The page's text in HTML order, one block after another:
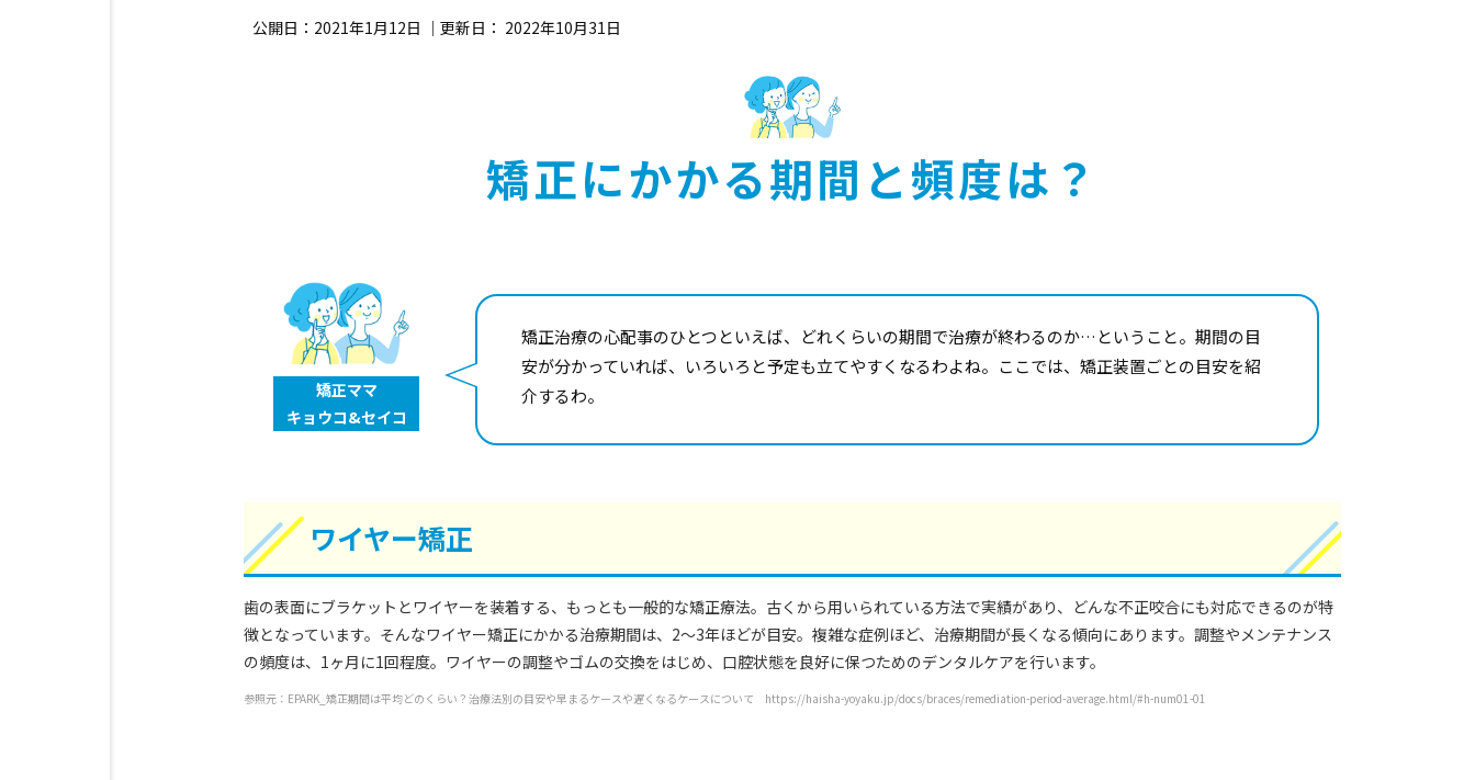
公開日： 2021年1月12日 ｜更新日： 2022年10月31日
矯正にかかる期間と頻度は？
矯正ママ
キョウコ&セイコ
矯正治療の心配事のひとつといえば、どれくらいの期間で治療が終わるのか…ということ。期間の目
安が分かっていれば、いろいろと予定も立てやすくなるわよね。ここでは、矯正装置ごとの目安を紹
介するわ。
ワイヤー矯正
歯の表面にブラケットとワイヤーを装着する、もっとも一般的な矯正療法。古くから用いられている方法で実績があり、どんな不正咬合にも対応できるのが特
徴となっています。そんなワイヤー矯正にかかる治療期間は、2～3年ほどが目安。複雑な症例ほど、治療期間が長くなる傾向にあります。調整やメンテナンス
の頻度は、1ヶ月に1回程度。ワイヤーの調整やゴムの交換をはじめ、口腔状態を良好に保つためのデンタルケアを行います。
参照元：EPARK_矯正期間は平均どのくらい？治療法別の目安や早まるケースや遅くなるケースについて https://haisha-yoyaku.jp/docs/braces/remediation-period-average.html/#h-num01-01